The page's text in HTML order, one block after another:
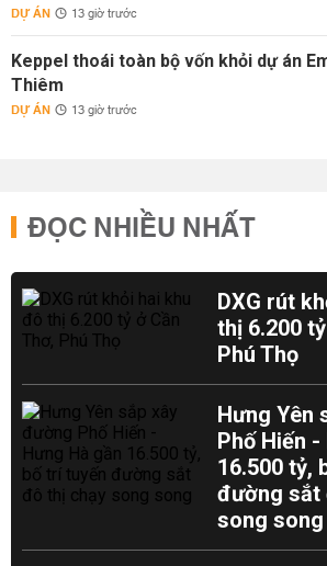
DỰ ÁN 13 giờ trước
Keppel thoái toàn bộ vốn khỏi dự án
Thiêm
DỰ ÁN 13 giờ trước
ĐỌC NHIỀU NHẤT
DXG rút
thị 6.200
Phú Thọ
Hưng Yên
Phố Hiến
16.500 tỷ,
đường sắt
song song